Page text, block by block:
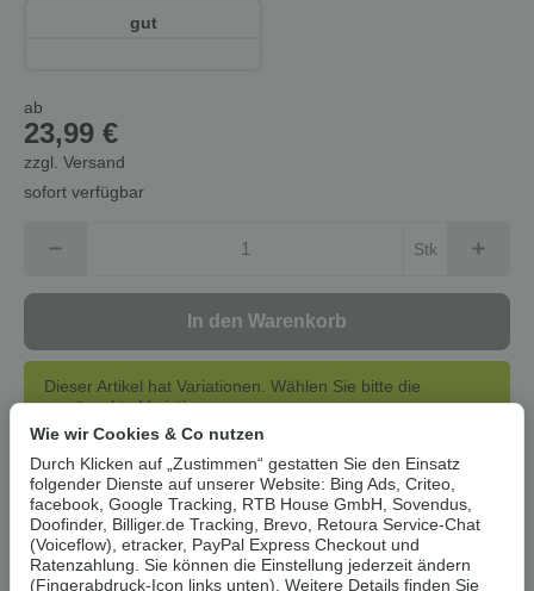
gut
ab
23,99 €
zzgl. Versand
sofort verfügbar
Stk
In den Warenkorb
Dieser Artikel hat Variationen. Wählen Sie bitte die
gewünschte Variation aus.
Artikelnummer: 2696
HAN:100243326
Kategorie: Heimtextilien
Wie wir Cookies & Co nutzen
Durch Klicken auf „Zustimmen“ gestatten Sie den Einsatz
folgender Dienste auf unserer Website: Bing Ads, Criteo,
facebook, Google Tracking, RTB House GmbH, Sovendus,
Doofinder, Billiger.de Tracking, Brevo, Retoura Service-Chat
(Voiceflow), etracker, PayPal Express Checkout und
Ratenzahlung. Sie können die Einstellung jederzeit ändern
(Fingerabdruck-Icon links unten). Weitere Details finden Sie